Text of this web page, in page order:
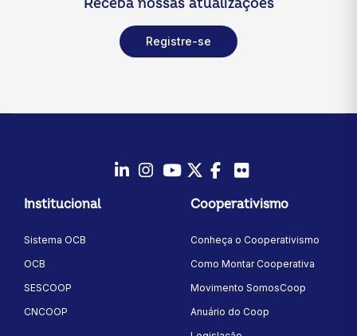
Registre-se
Instagram
YoutubeTwitter/X
Facebook
Institucional
Sistema OCB
OCB
SESCOOP
CNCOOP
Cooperativismo
Conheça o Cooperativismo
Como Montar Cooperativa
Movimento SomosCoop
Anuário do Coop